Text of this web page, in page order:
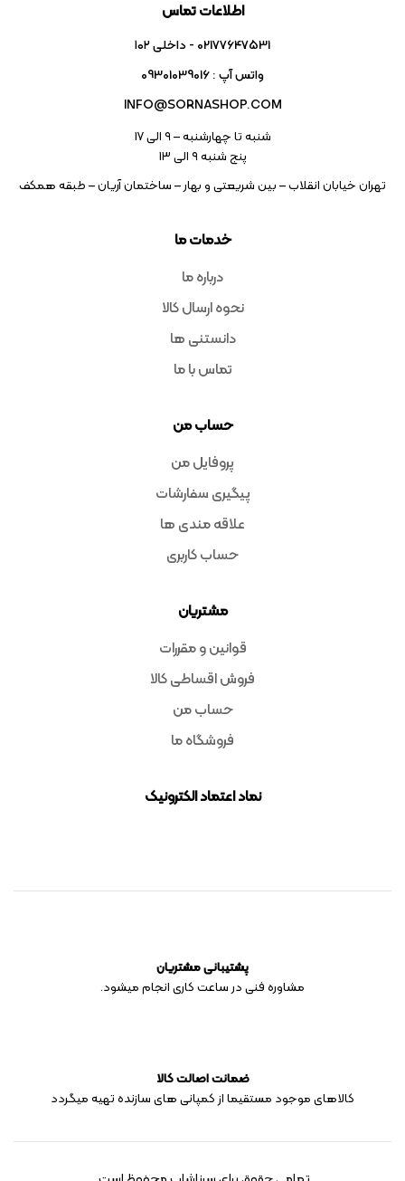
خدمات ما
درباره ما
نحوه ارسال کالا
دانستنی ها
تماس با ما
حساب من
پروفایل من
پیگیری سفارشات
علاقه مندی ها
حساب کاربری
مشتریان
قوانین و مقررات
فروش اقساطی کالا
حساب من
فروشگاه ما
نماد اعتماد الکترونیک
اطلاعات تماس
02177647531 - داخلی ۱۰۲
واتس آپ : 09301039016
INFO@SORNASHOP.COM
شنبه تا چهارشنبه – ۹ الی 17
پنج شنبه ۹ الی 13
تهران خیابان انقلاب – بین شریعتی و بهار – ساختمان آریان – طبقه همکف
پشتیبانی مشتریان
مشاوره فنی در ساعت کاری انجام میشود.
ضمانت اصالت کالا
کالاهای موجود مستقیما از کمپانی های سازنده تهیه میگردد